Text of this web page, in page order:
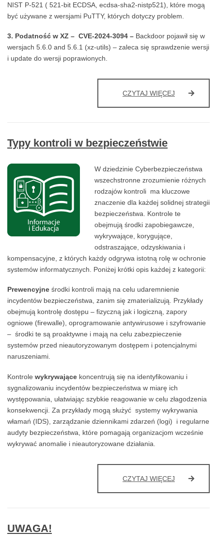
NIST P-521 ( 521-bit ECDSA, ecdsa-sha2-nistp521), które mogą
być używane z wersjami PuTTY, których dotyczy problem.
3. Podatność w XZ – CVE-2024-3094 – Backdoor pojawił się w
wersjach 5.6.0 and 5.6.1 (xz-utils) – zaleca się sprawdzenie wersji
i update do wersji poprawionych.
CZYTAJ WIĘCEJ UWAGA!
Typy kontroli w bezpieczeństwie
W dziedzinie Cyberbezpieczeństwa
wszechstronne zrozumienie różnych
rodzajów kontroli ma kluczowe
znaczenie dla każdej solidnej strategii
bezpieczeństwa. Kontrole te
obejmują środki zapobiegawcze,
wykrywające, korygujące,
odstraszające, odzyskiwania i
kompensacyjne, z których każdy odgrywa istotną rolę w ochronie
systemów informatycznych. Poniżej krótki opis każdej z kategorii:
Prewencyjne środki kontroli mają na celu udaremnienie
incydentów bezpieczeństwa, zanim się zmaterializują. Przykłady
obejmują kontrolę dostępu – fizyczną jak i logiczną, zapory
ogniowe (firewalle), oprogramowanie antywirusowe i szyfrowanie
– środki te są proaktywne i mają na celu zabezpieczenie
systemów przed nieautoryzowanym dostępem i potencjalnymi
naruszeniami.
Kontrole wykrywające koncentrują się na identyfikowaniu i
sygnalizowaniu incydentów bezpieczeństwa w miarę ich
występowania, ułatwiając szybkie reagowanie w celu złagodzenia
konsekwencji. Za przykłady mogą służyć systemy wykrywania
włamań (IDS), zarządzanie dziennikami zdarzeń (logi) i regularne
audyty bezpieczeństwa, które pomagają organizacjom wcześnie
wykrywać anomalie i nieautoryzowane działania.
CZYTAJ WIĘCEJ TYPY
UWAGA!